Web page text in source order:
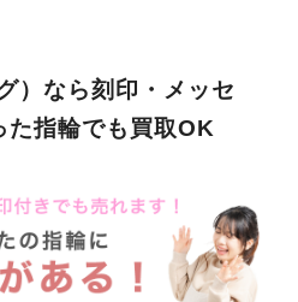
）なら刻印・メッセ
た指輪でも買取OK